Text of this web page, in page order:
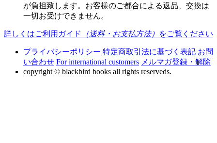
が負担致します。お客様のご都合による返品、交換は
一切お受けできません。
詳しくはご利用ガイド （送料・お支払方法） をご覧ください
プライバシーポリシー 特定商取引法に基づく表記 お問
い合わせ For international customers メルマガ登録・解除
copyright © blackbird books all rights reserveds.